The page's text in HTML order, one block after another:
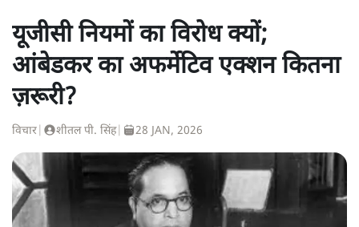
यूजीसी नियमों का विरोध क्यों;
आंबेडकर का अफर्मेटिव एक्शन कितना
ज़रूरी?
विचार शीतल पी. सिंह| 28 JAN, 2026